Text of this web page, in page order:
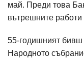
май. Преди това
вътрешните
55-годишният бивш
Народното